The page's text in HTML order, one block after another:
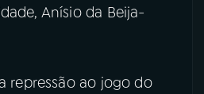
Anísio da Beija-
repressão ao jogo do